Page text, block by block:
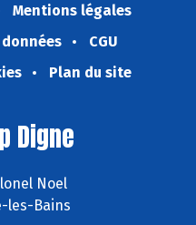
Mentions légales
CGU
Plan du site
Digne
Noel
les-Bains